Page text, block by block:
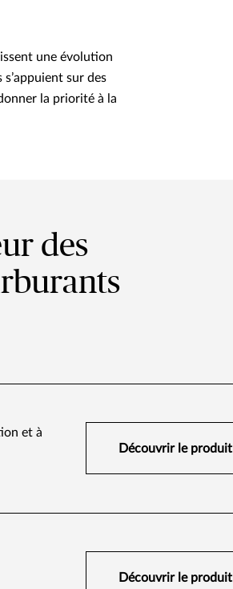
une évolution
sur des
la priorité à la
des
et à
Découvrir le produit
Découvrir le produit​